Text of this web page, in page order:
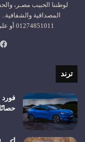
لوطننا الحبيب مصـر،
01274851011 أو على الإيميل: moltakaaliqtisad@gmail.com
ترند
حصانًا